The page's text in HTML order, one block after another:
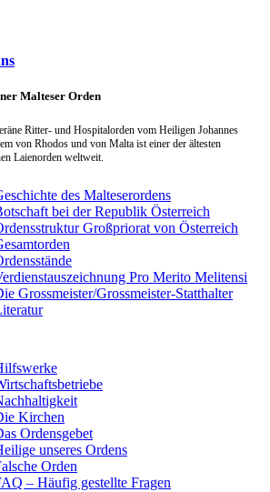
Malteser Orden
Ritter- und Hospitalorden vom Heiligen Johannes
von Rhodos und von Malta ist einer der ältesten
Laienorden weltweit.
des Malteserordens
bei der Republik Österreich
Großpriorat von Österreich
Pro Merito Melitensi
Grossmeister/Grossmeister-Statthalter
Kirchen
Ordensgebet
unseres Ordens
Orden
– Häufig gestellte Fragen